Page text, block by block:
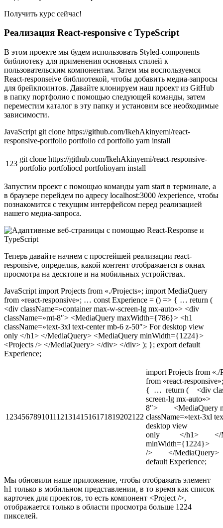
Получить курс сейчас!
Реализация React-responsive с TypeScript
В этом проекте мы будем использовать Styled-components
библиотеку для применения основных стилей к
пользовательским компонентам. Затем мы воспользуемся
React-responseive библиотекой, чтобы добавить медиа-запросы
для брейкпоинтов. Давайте клонируем наш проект из GitHub
в папку портфолио с помощью следующей команды, затем
переместим каталог в эту папку и установим все необходимые
зависимости.
JavaScript git clone https://github.com/IkehAkinyemi/react-
responsive-portfolio portfolio cd portfolio yarn install
123
git clone https://github.com/IkehAkinyemi/react-responsive-
portfolio portfoliocd portfolioyarn install
Запустим проект с помощью команды yarn start в терминале, а
в браузере перейдем по адресу localhost:3000 /experience, чтобы
познакомится с текущим интерфейсом перед реализацией
нашего медиа-запроса.
Теперь давайте начнем с простейшей реализации react-
responsive, определив, какой контент отображается в окнах
просмотра на десктопе и на мобильных устройствах.
JavaScript import Projects from «./Projects»; import MediaQuery
from «react-responsive»; … const Experience = () => { … return (
<div className=»container max-w-screen-lg mx-auto»> <div
className=»mt-8″> <MediaQuery maxWidth={786}> <h1
className=»text-3xl text-center mb-6 z-50″> For desktop view
only </h1> </MediaQuery> <MediaQuery minWidth={1224}>
<Projects /> </MediaQuery> </div> </div> ); }; export default
Experience;
12345678910111213141516171819202122
import Projects from
from «react-
{ … return ( <div
screen-lg mx-auto»>
8″> <MediaQuery
className=»text-
desktop view
only </h1> </
minWidth={1224}>
/> </
default Experience;
Мы обновили наше приложение, чтобы отображать элемент
h1 только в мобильном представлении, в то время как список
карточек для проектов, то есть компонент <Project />,
отображается только в области просмотра больше 1224
пикселей.